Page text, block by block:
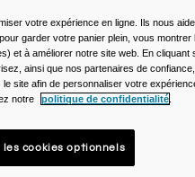
votre expérience en ligne. Ils nous
garder votre panier plein, vous montrer
et à améliorer notre site web. En cliquant
ainsi que nos partenaires de
site afin de personnaliser votre
notre
politique de confidentialité
les cookies optionnels